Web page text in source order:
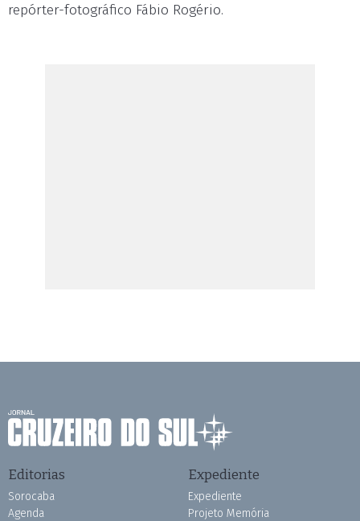
repórter-fotográfico Fábio Rogério.
Editorias
Sorocaba
Agenda
Expediente
Expediente
Projeto Memória